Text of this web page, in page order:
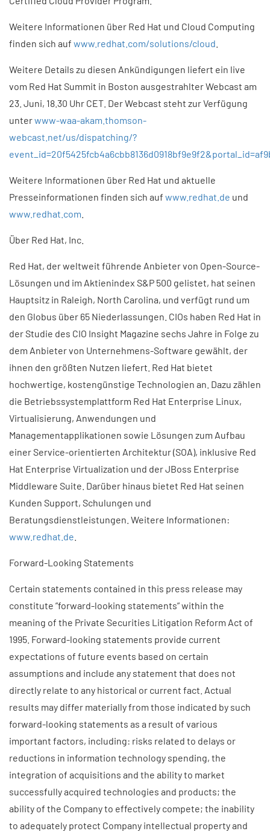
Weitere Informationen über Red Hat und Cloud Computing
finden sich auf www.redhat.com/solutions/cloud
Weitere Details zu diesen Ankündigungen liefert ein live
vom Red Hat Summit in Boston ausgestrahlter Webcast am
23. Juni, 18.30 Uhr CET. Der Webcast steht zur Verfügung
unterwww-waa-akam.thomson-
webcast.net/us/dispatching/?
Weitere Informationen über Red Hat und aktuelle
Presseinformationen finden sich auf www.redhat.de und
www.redhat.com
Über Red Hat, Inc.
Red Hat, der weltweit führende Anbieter von Open-Source-
Lösungen und im Aktienindex S&P 500 gelistet, hat seinen
Hauptsitz in Raleigh, North Carolina, und verfügt rund um
den Globus über 65 Niederlassungen. CIOs haben Red Hat in
der Studie des CIO Insight Magazine sechs Jahre in Folge zu
dem Anbieter von Unternehmens-Software gewählt, der
ihnen den größten Nutzen liefert. Red Hat bietet
hochwertige, kostengünstige Technologien an. Dazu zählen
die Betriebssystemplattform Red Hat Enterprise Linux,
Virtualisierung, Anwendungen und
Managementapplikationen sowie Lösungen zum Aufbau
einer Service-orientierten Architektur (SOA), inklusive Red
Hat Enterprise Virtualization und der JBoss Enterprise
Middleware Suite. Darüber hinaus bietet Red Hat seinen
Kunden Support, Schulungen und
Beratungsdienstleistungen. Weitere Informationen:
www.redhat.de
Forward-Looking Statements
Certain statements contained in this press release may
constitute ”forward-looking statements” within the
meaning of the Private Securities Litigation Reform Act of
1995. Forward-looking statements provide current
expectations of future events based on certain
assumptions and include any statement that does not
directly relate to any historical or current fact. Actual
results may differ materially from those indicated by such
forward-looking statements as a result of various
important factors, including: risks related to delays or
reductions in information technology spending, the
integration of acquisitions and the ability to market
successfully acquired technologies and products; the
ability of the Company to effectively compete; the inability
to adequately protect Company intellectual property and